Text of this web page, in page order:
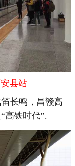
县站
长鸣，昌赣高
铁时代”。